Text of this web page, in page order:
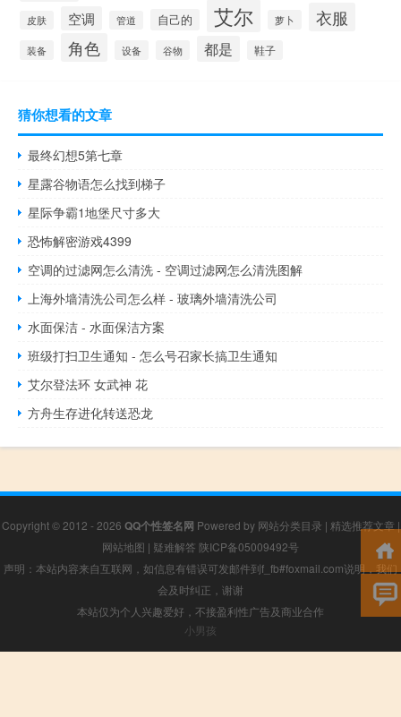
皮肤 空调 管道 自己的 艾尔 萝卜 衣服
装备 角色 设备 谷物 都是 鞋子
猜你想看的文章
最终幻想5第七章
星露谷物语怎么找到梯子
星际争霸1地堡尺寸多大
恐怖解密游戏4399
空调的过滤网怎么清洗 - 空调过滤网怎么清洗图解
上海外墙清洗公司怎么样 - 玻璃外墙清洗公司
水面保洁 - 水面保洁方案
班级打扫卫生通知 - 怎么号召家长搞卫生通知
艾尔登法环 女武神 花
方舟生存进化转送恐龙
Copyright © 2012 - 2026 QQ个性签名网 Powered by 网站分类目录 | 精选推荐文章 |
网站地图 | 疑难解答 陕ICP备05009492号
声明：本站内容来自互联网，如信息有错误可发邮件到f_fb#foxmail.com说明，我们
会及时纠正，谢谢
本站仅为个人兴趣爱好，不接盈利性广告及商业合作
小男孩